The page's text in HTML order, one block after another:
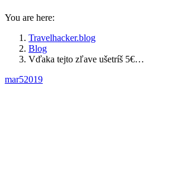
You are here:
Travelhacker.blog
Blog
Vďaka tejto zľave ušetríš 5€…
mar52019